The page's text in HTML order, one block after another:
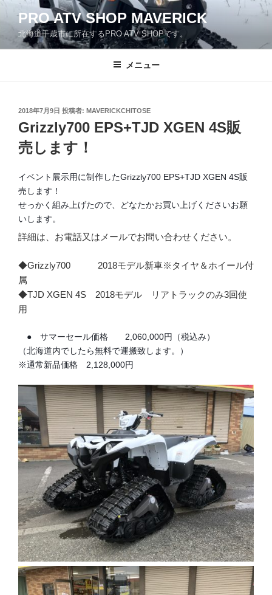
テ
ン
PRO ATV SHOP MAVERICK
北海道千歳市に所在するPRO ATV SHOPです。
メニュー
投
稿
日:
2018年7月9日 投稿者: MAVERICKCHITOSE
Grizzly700 EPS+TJD XGEN 4S販
売します！
イベント展示用に制作したGrizzly700 EPS+TJD XGEN 4S販
売します！
せっかく組み上げたので、どなたかお買い上げくださいお願
いします。
詳細は、お電話又はメールでお問い合わせください。
◆Grizzly700 2018モデル新車※タイヤ＆ホイール付
属
◆TJD XGEN 4S 2018モデル リアトラックのみ3回使
用
● サマーセール価格 2,060,000円（税込み）
（北海道内でしたら無料で運搬致します。）
※通常新品価格 2,128,000円